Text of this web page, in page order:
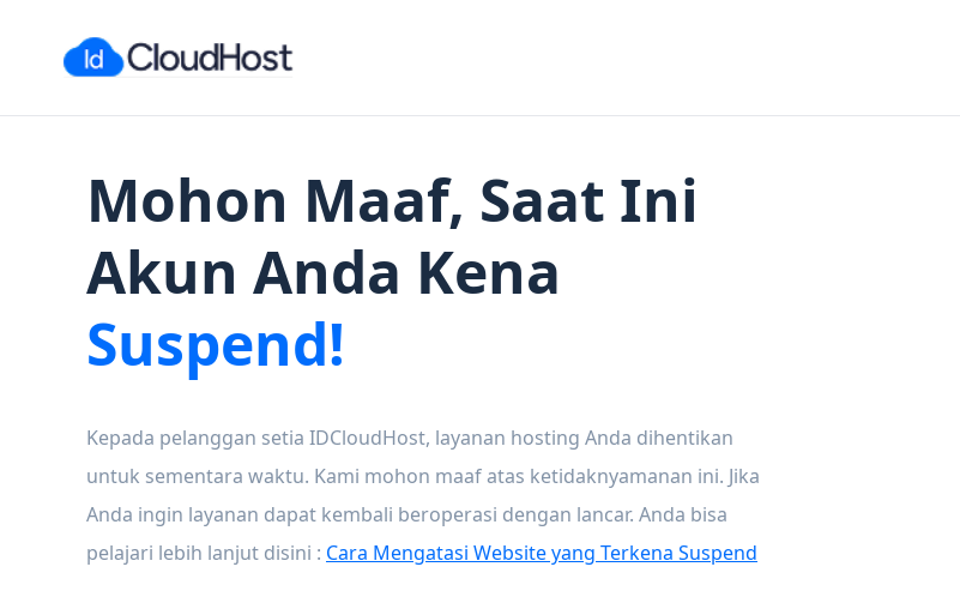
Mohon Maaf, Saat Ini
Akun Anda Kena
Suspend!
Kepada pelanggan setia IDCloudHost, layanan hosting Anda dihentikan
untuk sementara waktu. Kami mohon maaf atas ketidaknyamanan ini. Jika
Anda ingin layanan dapat kembali beroperasi dengan lancar. Anda bisa
pelajari lebih lanjut disini : Cara Mengatasi Website yang Terkena Suspend